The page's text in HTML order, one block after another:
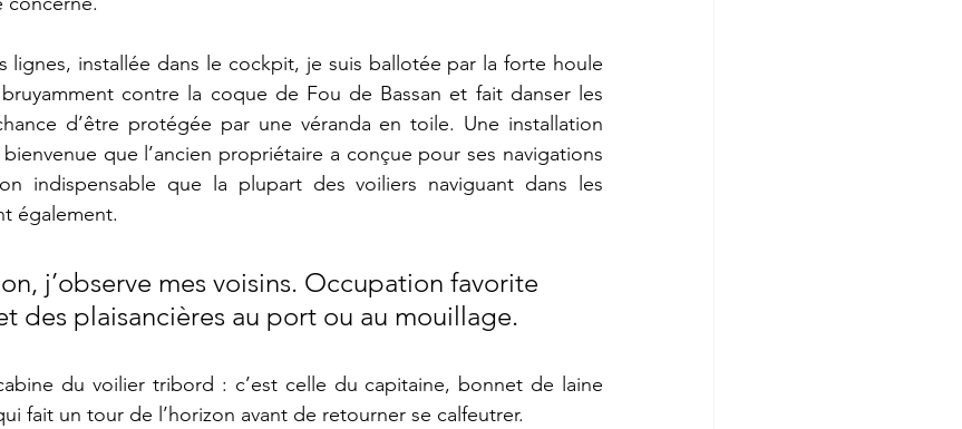
lignes, installée dans le cockpit, je suis ballotée par la forte houle
contre la coque de Fou de Bassan et fait danser les
d’être protégée par une véranda en toile. Une installation
que l’ancien propriétaire a conçue pour ses navigations
indispensable que la plupart des voiliers naviguant dans les
également.
j’observe mes voisins. Occupation favorite
des plaisancières au port ou au mouillage.
du voilier tribord : c’est celle du capitaine, bonnet de laine
fait un tour de l’horizon avant de retourner se calfeutrer.